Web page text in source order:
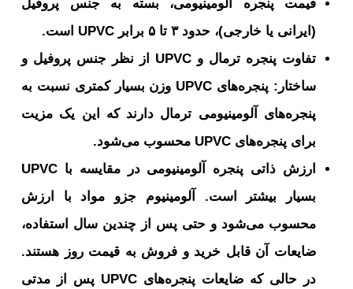
قیمت پنجره آلومینیومی، بسته به جنس پروفیل
(ایرانی یا خارجی)، حدود ۳ تا ۵ برابر UPVC است.
تفاوت پنجره ترمال و UPVC از نظر جنس پروفیل و
ساختار: پنجره‌های UPVC وزن بسیار کمتری نسبت به
پنجره‌های آلومینیومی ترمال دارند که این یک مزیت
برای پنجره‌های UPVC محسوب می‌شود.
ارزش ذاتی پنجره آلومینیومی در مقایسه با UPVC
بسیار بیشتر است. آلومینیوم جزو مواد با ارزش
محسوب می‌شود و حتی پس از چندین سال استفاده،
ضایعات آن قابل خرید و فروش به قیمت روز هستند.
در حالی که ضایعات پنجره‌های UPVC پس از مدتی